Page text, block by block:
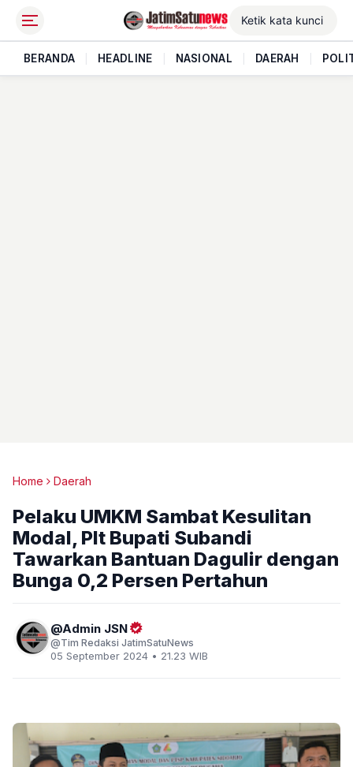
BERANDA HEADLINE NASIONAL DAERAH
Home Daerah
Pelaku UMKM Sambat Kesulitan
Modal, Plt Bupati Subandi
Tawarkan Bantuan Dagulir dengan
Bunga 0,2 Persen Pertahun
Admin JSN
Tim Redaksi JatimSatuNews
05 September 2024 • 21.23 WIB